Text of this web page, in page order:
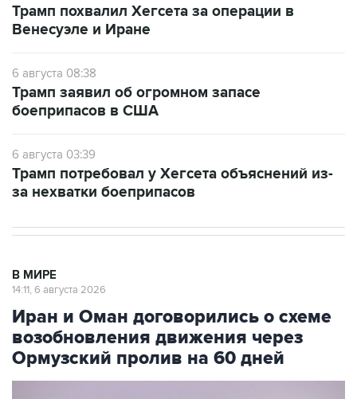
Трамп похвалил Хегсета за операции в
Венесуэле и Иране
6 августа 08:38
Трамп заявил об огромном запасе
боеприпасов в США
6 августа 03:39
Трамп потребовал у Хегсета объяснений из-
за нехватки боеприпасов
В МИРЕ
14:11, 6 августа 2026
Иран и Оман договорились о схеме
возобновления движения через
Ормузский пролив на 60 дней